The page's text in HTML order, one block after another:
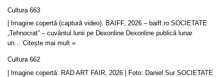
Cultura 663
| Imagine copertă (captură video): BAIFF, 2026 – baiff.ro SOCIETATE
„Tehnocrat” – cuvântul lunii pe Dexonline Dexonline publică lunar
un… Citește mai mult »
Cultura 662
| Imagine copertă: RAD ART FAIR, 2026 | Foto: Daniel Sur SOCIETATE